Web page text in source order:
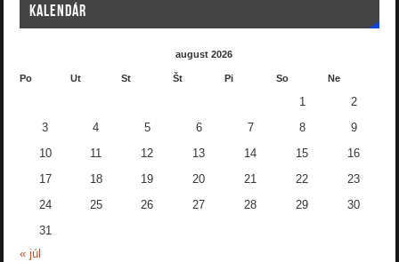
KALENDÁR
august 2026
Po Ut St Št Pi So Ne
1 2
3 4 5 6 7 8 9
10 11 12 13 14 15 16
17 18 19 20 21 22 23
24 25 26 27 28 29 30
31
« júl